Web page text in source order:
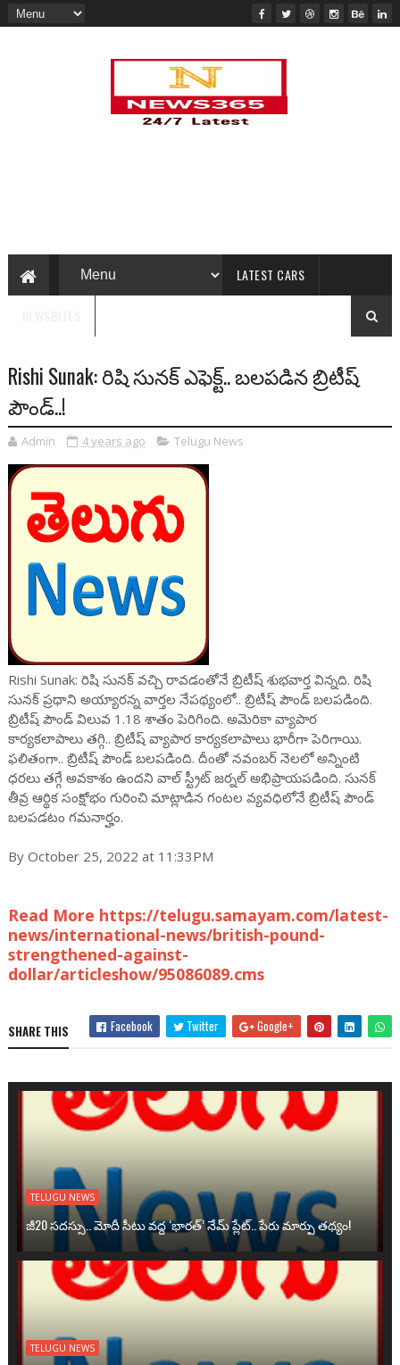
LATEST CARS
Rishi Sunak: రిషి సునక్ ఎఫెక్ట్.. బలపడిన బ్రిటీష్
పౌండ్..!
Admin 4 years ago Telugu News
Rishi Sunak: రిషి సునక్ వచ్చి రావడంతోనే బ్రిటీష్ శుభవార్త విన్నది. రిషి
సునక్ ప్రధాని అయ్యారన్న వార్తల నేపథ్యంలో.. బ్రిటీష్ పౌండ్ బలపడింది.
బ్రిటీష్ పౌండ్ విలువ 1.18 శాతం పెరిగింది. అమెరికా వ్యాపార
కార్యకలాపాలు తగ్గి.. బ్రిటీష్ వ్యాపార కార్యకలాపాలు భారీగా పెరిగాయి.
ఫలితంగా.. బ్రిటీష్ పౌండ్ బలపడింది. దీంతో నవంబర్ నెలలో అన్నింటి
ధరలు తగ్గే అవకాశం ఉందని వాల్ స్ట్రీట్ జర్నల్ అభిప్రాయపడింది. సునక్
తీవ్ర ఆర్థిక సంక్షోభం గురించి మాట్లాడిన గంటల వ్యవధిలోనే బ్రిటీష్ పౌండ్
బలపడటం గమనార్హం.
By October 25, 2022 at 11:33PM
Read More https://telugu.samayam.com/latest-
news/international-news/british-pound-
strengthened-against-
dollar/articleshow/95086089.cms
SHARE THIS Facebook Twitter Google+
TELUGU NEWS
జీ20 సదస్సు.. మోదీ సీటు వద్ద ‘భారత్’ నేమ్ ప్లేట్‌.. పేరు మార్పు తథ్యం!
TELUGU NEWS